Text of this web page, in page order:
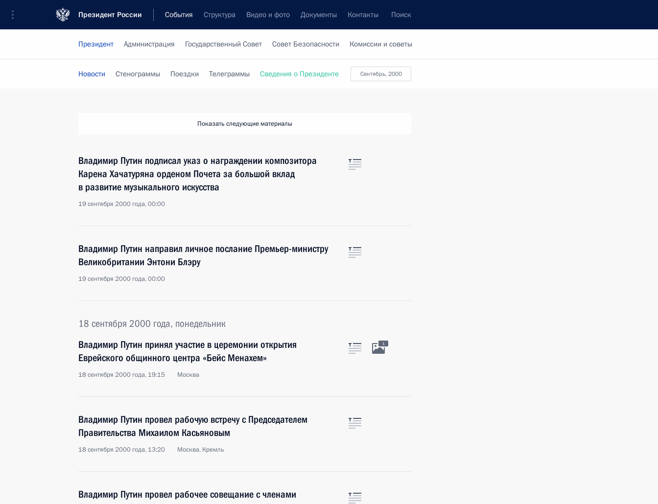
Президент России События Структура Видео и фото Документы Контакты Поиск
Президент Администрация Государственный Совет Совет Безопасности Комиссии и советы
сентябрь, 2000
Новости Стенограммы Поездки Телеграммы Сведения о Президенте
Показать следующие материалы
Владимир Путин подписал указ о награждении композитора
Карена Хачатуряна орденом Почета за большой вклад
в развитие музыкального искусства
19 сентября 2000 года, 00:00
Владимир Путин направил личное послание Премьер-министру
Великобритании Энтони Блэру
19 сентября 2000 года, 00:00
18 сентября 2000 года, понедельник
Владимир Путин принял участие в церемонии открытия
Еврейского общинного центра «Бейс Менахем»
18 сентября 2000 года, 19:15 Москва
1
Владимир Путин провел рабочую встречу с Председателем
Правительства Михаилом Касьяновым
18 сентября 2000 года, 13:20 Москва, Кремль
Владимир Путин провел рабочее совещание с членами